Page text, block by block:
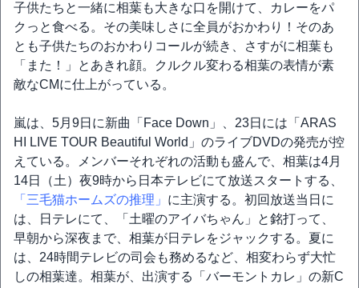
子供たちと一緒に相葉も大きな口を開けて、カレーをパ
クっと食べる。その美味しさに全員がおかわり！そのあ
とも子供たちのおかわりコールが続き、さすがに相葉も
「また！」とあきれ顔。クルクル変わる相葉の表情が素
敵なCMに仕上がっている。
嵐は、5月9日に新曲「Face Down」、23日には「ARAS
HI LIVE TOUR Beautiful World」のライブDVDの発売が控
えている。メンバーそれぞれの活動も盛んで、相葉は4月
14日（土）夜9時から日本テレビにて放送スタートする、
「三毛猫ホームズの推理」 に主演する。初回放送当日に
は、日テレにて、「土曜のアイバちゃん」と銘打って、
早朝から深夜まで、相葉が日テレをジャックする。夏に
は、24時間テレビの司会も務めるなど、相変わらず大忙
しの相葉達。相葉が、出演する「バーモントカレ」の新C